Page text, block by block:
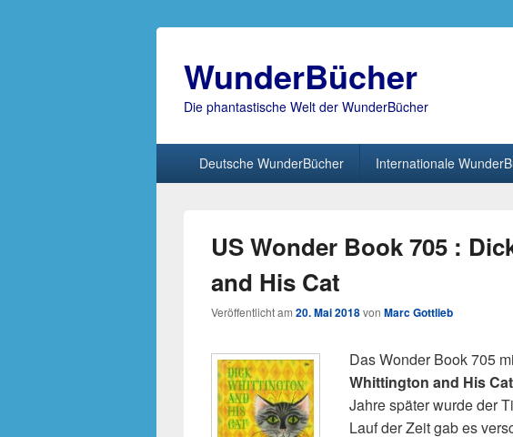
WunderBücher
Die phantastische Welt der WunderBücher
Deutsche WunderBücher Internationale
US Wonder Book 705 :
and His Cat
Veröffentlicht am 20. Mai 2018von Marc Gottlieb
Das Wonder Book 705
Whittington and His Cat
Jahre später wurde der
Lauf der Zeit gab es